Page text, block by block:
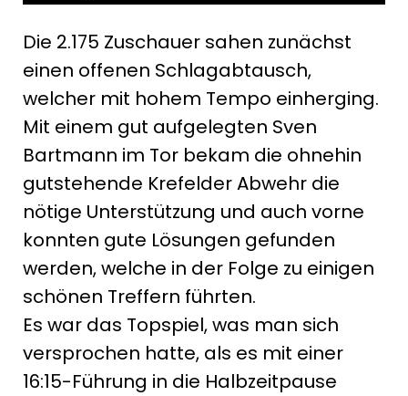
Die 2.175 Zuschauer sahen zunächst
einen offenen Schlagabtausch,
welcher mit hohem Tempo einherging.
Mit einem gut aufgelegten Sven
Bartmann im Tor bekam die ohnehin
gutstehende Krefelder Abwehr die
nötige Unterstützung und auch vorne
konnten gute Lösungen gefunden
werden, welche in der Folge zu einigen
schönen Treffern führten.
Es war das Topspiel, was man sich
versprochen hatte, als es mit einer
16:15-Führung in die Halbzeitpause